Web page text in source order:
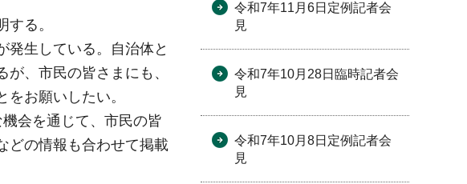
る。
発生している。自治体と
、市民の皆さまにも、
お願いしたい。
会を通じて、市民の皆
どの情報も合わせて掲載
令和7年11月6日定例記者会
見
令和7年10月28日臨時記者会
見
令和7年10月8日定例記者会
見